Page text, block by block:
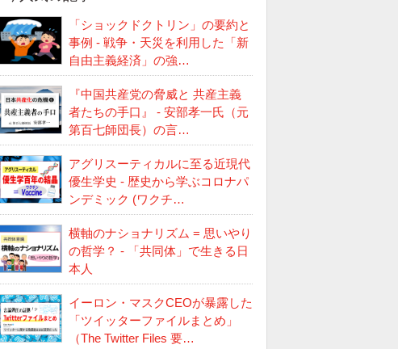
「ショックドクトリン」の要約と
事例 - 戦争・天災を利用した「新
自由主義経済」の強…
『中国共産党の脅威と 共産主義
者たちの手口』 - 安部孝一氏（元
第百七師団長）の言…
アグリスーティカルに至る近現代
優生学史 - 歴史から学ぶコロナパ
ンデミック (ワクチ…
横軸のナショナリズム = 思いやり
の哲学？ - 「共同体」で生きる日
本人
イーロン・マスクCEOが暴露した
「ツイッターファイルまとめ」
（The Twitter Files 要…